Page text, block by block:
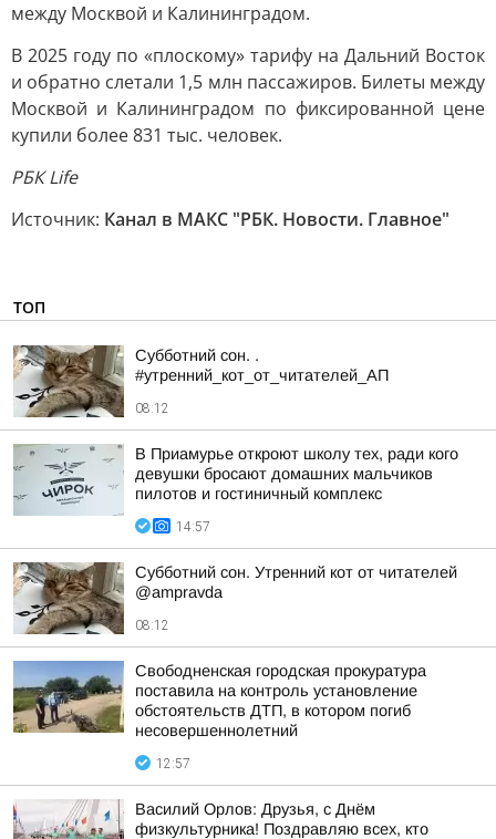
между Москвой и Калининградом.
В 2025 году по «плоскому» тарифу на Дальний Восток
и обратно слетали 1,5 млн пассажиров. Билеты между
Москвой и Калининградом по фиксированной цене
купили более 831 тыс. человек.
РБК Life
Источник: Канал в МАКС "РБК. Новости. Главное"
ТОП
Субботний сон. .
#утренний_кот_от_читателей_АП
08:12
В Приамурье откроют школу тех, ради кого
девушки бросают домашних мальчиков
пилотов и гостиничный комплекс
14:57
Субботний сон. Утренний кот от читателей
@ampravda
08:12
Свободненская городская прокуратура
поставила на контроль установление
обстоятельств ДТП, в котором погиб
несовершеннолетний
12:57
Василий Орлов: Друзья, с Днём
физкультурника! Поздравляю всех, кто